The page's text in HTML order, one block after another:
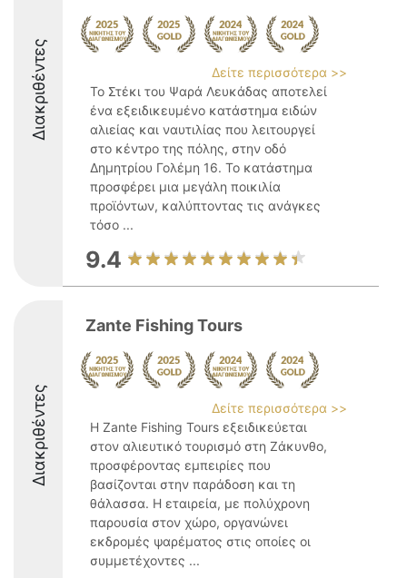
Διακριθέντες
Δείτε περισσότερα >>
Το Στέκι του Ψαρά Λευκάδας αποτελεί
ένα εξειδικευμένο κατάστημα ειδών
αλιείας και ναυτιλίας που λειτουργεί
στο κέντρο της πόλης, στην οδό
Δημητρίου Γολέμη 16. Το κατάστημα
προσφέρει μια μεγάλη ποικιλία
προϊόντων, καλύπτοντας τις ανάγκες
τόσο ...
9.4
Διακριθέντες
Zante Fishing Tours
Δείτε περισσότερα >>
Η Zante Fishing Tours εξειδικεύεται
στον αλιευτικό τουρισμό στη Ζάκυνθο,
προσφέροντας εμπειρίες που
βασίζονται στην παράδοση και τη
θάλασσα. Η εταιρεία, με πολύχρονη
παρουσία στον χώρο, οργανώνει
εκδρομές ψαρέματος στις οποίες οι
συμμετέχοντες ...